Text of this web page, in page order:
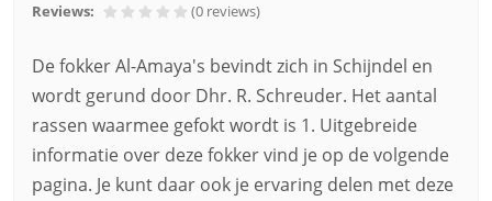
Reviews: (0 reviews)
De fokker Al-Amaya's bevindt zich in Schijndel en
wordt gerund door Dhr. R. Schreuder. Het aantal
rassen waarmee gefokt wordt is 1. Uitgebreide
informatie over deze fokker vind je op de volgende
pagina. Je kunt daar ook je ervaring delen met deze